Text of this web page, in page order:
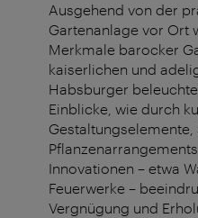
Ausgehend von der
Gartenanlage vor Ort
Merkmale barocker
kaiserlichen und
Habsburger
Einblicke, wie durch
Gestaltungselemente,
Innovationen – etwa
Feuerwerke –
Vergnügung und